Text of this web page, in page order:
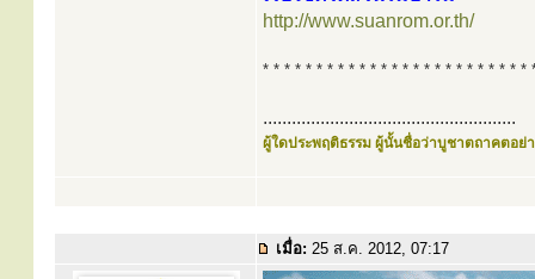
http://www.suanrom.or.th/
* * * * * * * * * * * * * * * * * * * * * * * * *
.....................................................
ผู้ใดประพฤติธรรม ผู้นั้นชื่อว่าบูชาตถาคตอย่า
เมื่อ: 25 ส.ค. 2012, 07:17